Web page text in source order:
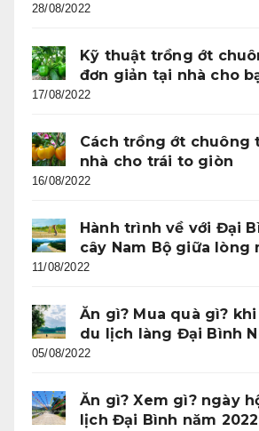
28/08/2022
Kỹ thuật trồng ớt
đơn giản tại nhà cho
17/08/2022
Cách trồng ớt chuông
nhà cho trái to giòn
16/08/2022
Hành trình về với Đại
cây Nam Bộ giữa lòng
11/08/2022
Ăn gì? Mua quà gì?
du lịch làng Đại Bình
05/08/2022
Ăn gì? Xem gì? ngày
lịch Đại Bình năm 2022